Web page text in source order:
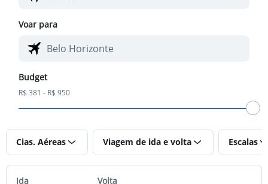
Voar para
Budget
R$ 381 - R$ 950
Cias. Aéreas Viagem de ida e volta Escalas
Ida Volta